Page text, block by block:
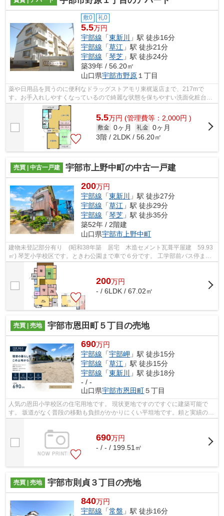
敷0 礼0
5.5万円
宇部線 「東新川
」駅 徒歩16分
宇部線 「草江 」駅 徒歩21分
宇部線 「琴芝 」駅 徒歩24分
築39年 / 56.20㎡
山口県宇部市野原 １丁目
薬や日用品を買うのに便利なドラッグストアモリ東梶返店まで、217mで
す。お手入れしやすくなっているので綺麗な状態を保ちやすい洗面化粧台が
あります。こちらの物件はアパートです。...
5.5万円 (管理費等：2,000円 )
敷金 0ヶ月 礼金 0ヶ月
3階 / 2LDK / 56.20㎡
売買 | 中古一戸建 宇部市上野中町の中古一戸建
200万円
宇部線 「東新川 」駅 徒歩27分
宇部線 「草江 」駅 徒歩29分
宇部線 「琴芝 」駅 徒歩35分
築52年 / 2階建
山口県宇部市 上野中町
建物未登記部分有り (昭和38年築 居宅 木造セメント瓦葺平屋建 59.93
㎡) 琴芝小学校区です。ときわ公園まで車で６分です。 工学部前バス停まで
徒歩9分です。 ご不明な点等ございま...
200万円
- / 6LDK / 67.02㎡
売買 | 売地 宇部市恩田町５丁目の売地
690万円
宇部線 「宇部岬 」駅 徒歩15分
宇部線 「草江 」駅 徒歩15分
宇部線 「東新川
」駅 徒歩18分
- / -
山口県宇部市恩田町５丁目
人気の恩田小学校区の住宅用地です。 現状更地ですのですぐに建築可能で
す。 坂道がなく普段の移動も負担がかかりにくい平坦地です。頼と実績の当
690万円
- / - / 199.51㎡
売買 | 売地 宇部市則貞３丁目の売地
840万円
宇部線 「常盤 」駅 徒歩16分